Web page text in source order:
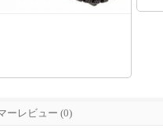
ーレビュー (0)